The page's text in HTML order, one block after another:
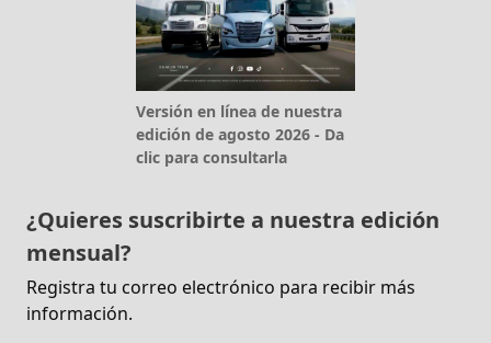
Versión en línea de nuestra
edición de agosto 2026 - Da
clic para consultarla
¿Quieres suscribirte a nuestra edición
mensual?
Registra tu correo electrónico para recibir más
información.